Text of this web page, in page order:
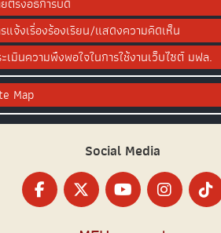
ตรงอธิการบดี
แจ้งเรื่องร้องเรียน/แสดงความคิดเห็น
เมินความพึงพอใจในการใช้งานเว็บไซต์ มฟล.
Map
Social Media